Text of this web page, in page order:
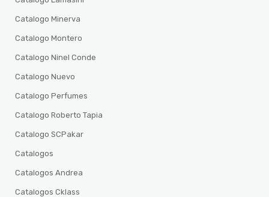
Catalogo Minerva
Catalogo Montero
Catalogo Ninel Conde
Catalogo Nuevo
Catalogo Perfumes
Catalogo Roberto Tapia
Catalogo SCPakar
Catalogos
Catalogos Andrea
Catalogos Cklass